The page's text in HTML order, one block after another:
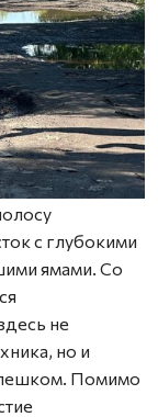
с глубокими
ямами. Со
не
но и
Помимо